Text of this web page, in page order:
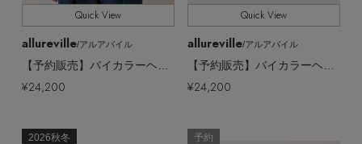
Quick View
allureville/アルアバイル
¥24,200
Quick View
allureville/アルアバイル
¥24,200
予約
2026秋冬